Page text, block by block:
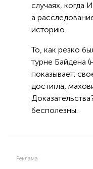
случаях, когда
а
историю.
То, как резко
турне Байдена
показывает:
достигла,
бесполезны.
Реклама